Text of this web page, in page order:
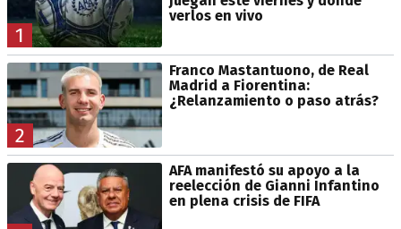
1
verlos en vivo
2
Franco Mastantuono, de Real
Madrid a Fiorentina:
¿Relanzamiento o paso atrás?
AFA manifestó su apoyo a la
reelección de Gianni Infantino
en plena crisis de FIFA